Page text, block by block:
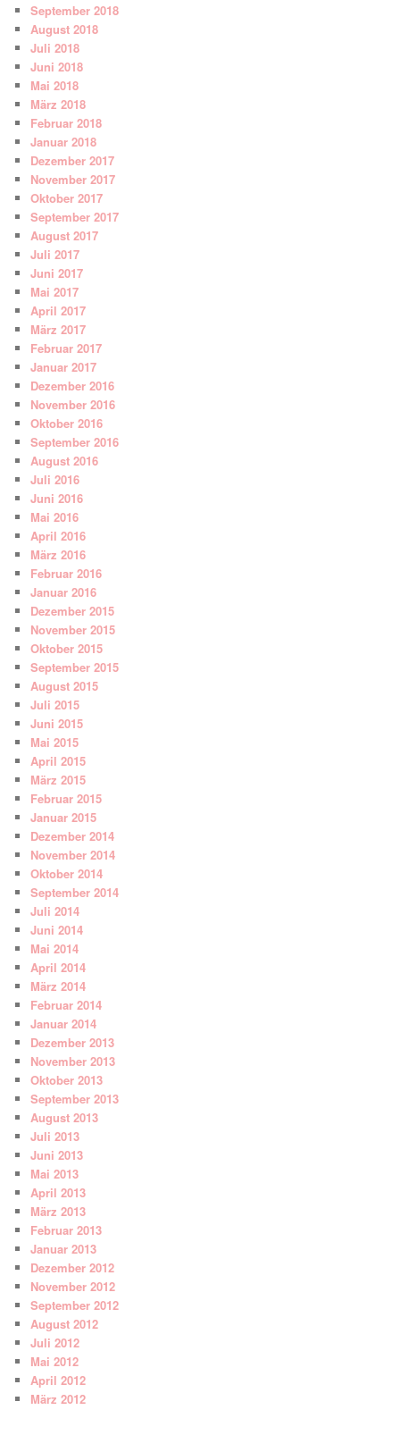
September 2018
August 2018
Juli 2018
Juni 2018
Mai 2018
März 2018
Februar 2018
Januar 2018
Dezember 2017
November 2017
Oktober 2017
September 2017
August 2017
Juli 2017
Juni 2017
Mai 2017
April 2017
März 2017
Februar 2017
Januar 2017
Dezember 2016
November 2016
Oktober 2016
September 2016
August 2016
Juli 2016
Juni 2016
Mai 2016
April 2016
März 2016
Februar 2016
Januar 2016
Dezember 2015
November 2015
Oktober 2015
September 2015
August 2015
Juli 2015
Juni 2015
Mai 2015
April 2015
März 2015
Februar 2015
Januar 2015
Dezember 2014
November 2014
Oktober 2014
September 2014
Juli 2014
Juni 2014
Mai 2014
April 2014
März 2014
Februar 2014
Januar 2014
Dezember 2013
November 2013
Oktober 2013
September 2013
August 2013
Juli 2013
Juni 2013
Mai 2013
April 2013
März 2013
Februar 2013
Januar 2013
Dezember 2012
November 2012
September 2012
August 2012
Juli 2012
Mai 2012
April 2012
März 2012